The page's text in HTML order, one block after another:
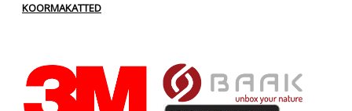
KOORMAKATTED